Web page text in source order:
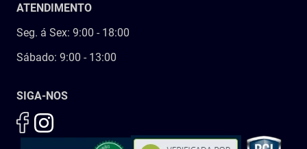
ATENDIMENTO
Seg. á Sex: 9:00 - 18:00
Sábado: 9:00 - 13:00
SIGA-NOS